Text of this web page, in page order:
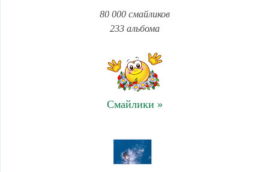
80 000 смайликов
233 альбома
Смайлики »